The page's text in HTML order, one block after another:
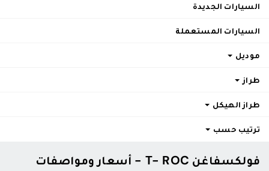
السيارات الجديدة
السيارات المستعملة
موديل
طراز
طراز الهيكل
ترتيب حسب
فولكسفاغن T- ROC - أسعار ومواصفات